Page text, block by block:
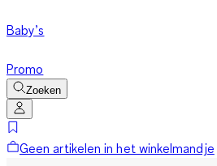
Baby’s
Promo
Zoeken
Geen artikelen in het winkelmandje